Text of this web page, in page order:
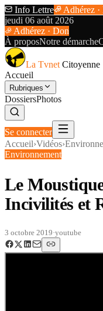
Info Lettre
Adhérez
jeudi 06 août 2026
Adhérez · Don
À proposNotre démarche
La Tvnet Citoyenne
Accueil
Rubriques
DossiersPhotos
Se connecter
Accueil›Vidéos›
Environnement
Le
Incivilités et
3 octobre 2019·youtube